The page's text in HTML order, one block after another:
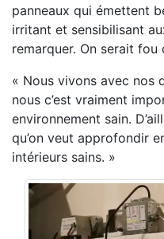
panneaux qui émettent
irritant et sensibilisant
remarquer. On serait fou
« Nous vivons avec nos
nous c’est vraiment
environnement sain.
qu’on veut approfondir
intérieurs sains. »